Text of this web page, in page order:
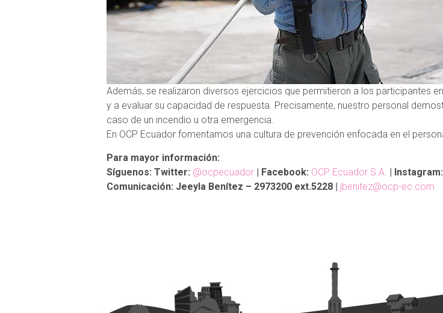
Además, se realizaron diversos ejercicios que permitieron a los participantes
y a evaluar su capacidad de respuesta. Precisamente, nuestro personal
caso de un incendio u otra emergencia.
En OCP Ecuador fomentamos una cultura de prevención enfocada en el
Para mayor información:
Síguenos: Twitter: @ocpecuador | Facebook: OCP Ecuador S.A. | Instagram:
Comunicación: Jeeyla Benítez – 2973200 ext.5228 | jbenitez@ocp-ec.com